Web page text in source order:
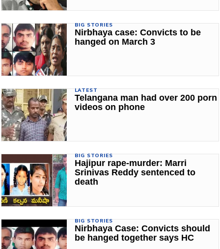
BIG STORIES
Nirbhaya case: Convicts to be
hanged on March 3
LATEST
Telangana man had over 200 porn
videos on phone
BIG STORIES
Hajipur rape-murder: Marri
Srinivas Reddy sentenced to
death
BIG STORIES
Nirbhaya Case: Convicts should
be hanged together says HC